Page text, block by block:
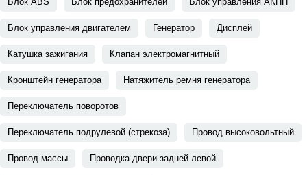
Блок управления двигателем Генератор Дисплей
Катушка зажигания Клапан электромагнитный
Кронштейн генератора Натяжитель ремня генератора
Переключатель поворотов
Переключатель подрулевой (стрекоза) Провод высоковольтный
Провод массы Проводка двери задней левой